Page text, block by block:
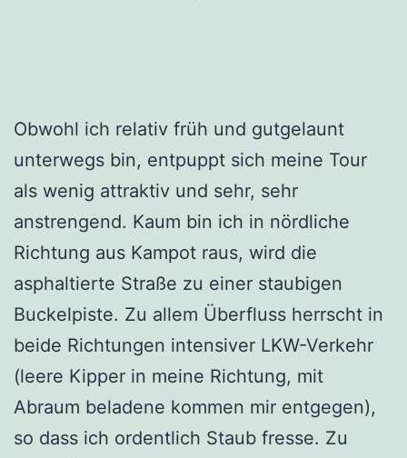
Obwohl ich relativ früh und gutgelaunt
unterwegs bin, entpuppt sich meine Tour
als wenig attraktiv und sehr, sehr
anstrengend. Kaum bin ich in nördliche
Richtung aus Kampot raus, wird die
asphaltierte Straße zu einer staubigen
Buckelpiste. Zu allem Überfluss herrscht in
beide Richtungen intensiver LKW-Verkehr
(leere Kipper in meine Richtung, mit
Abraum beladene kommen mir entgegen),
so dass ich ordentlich Staub fresse. Zu